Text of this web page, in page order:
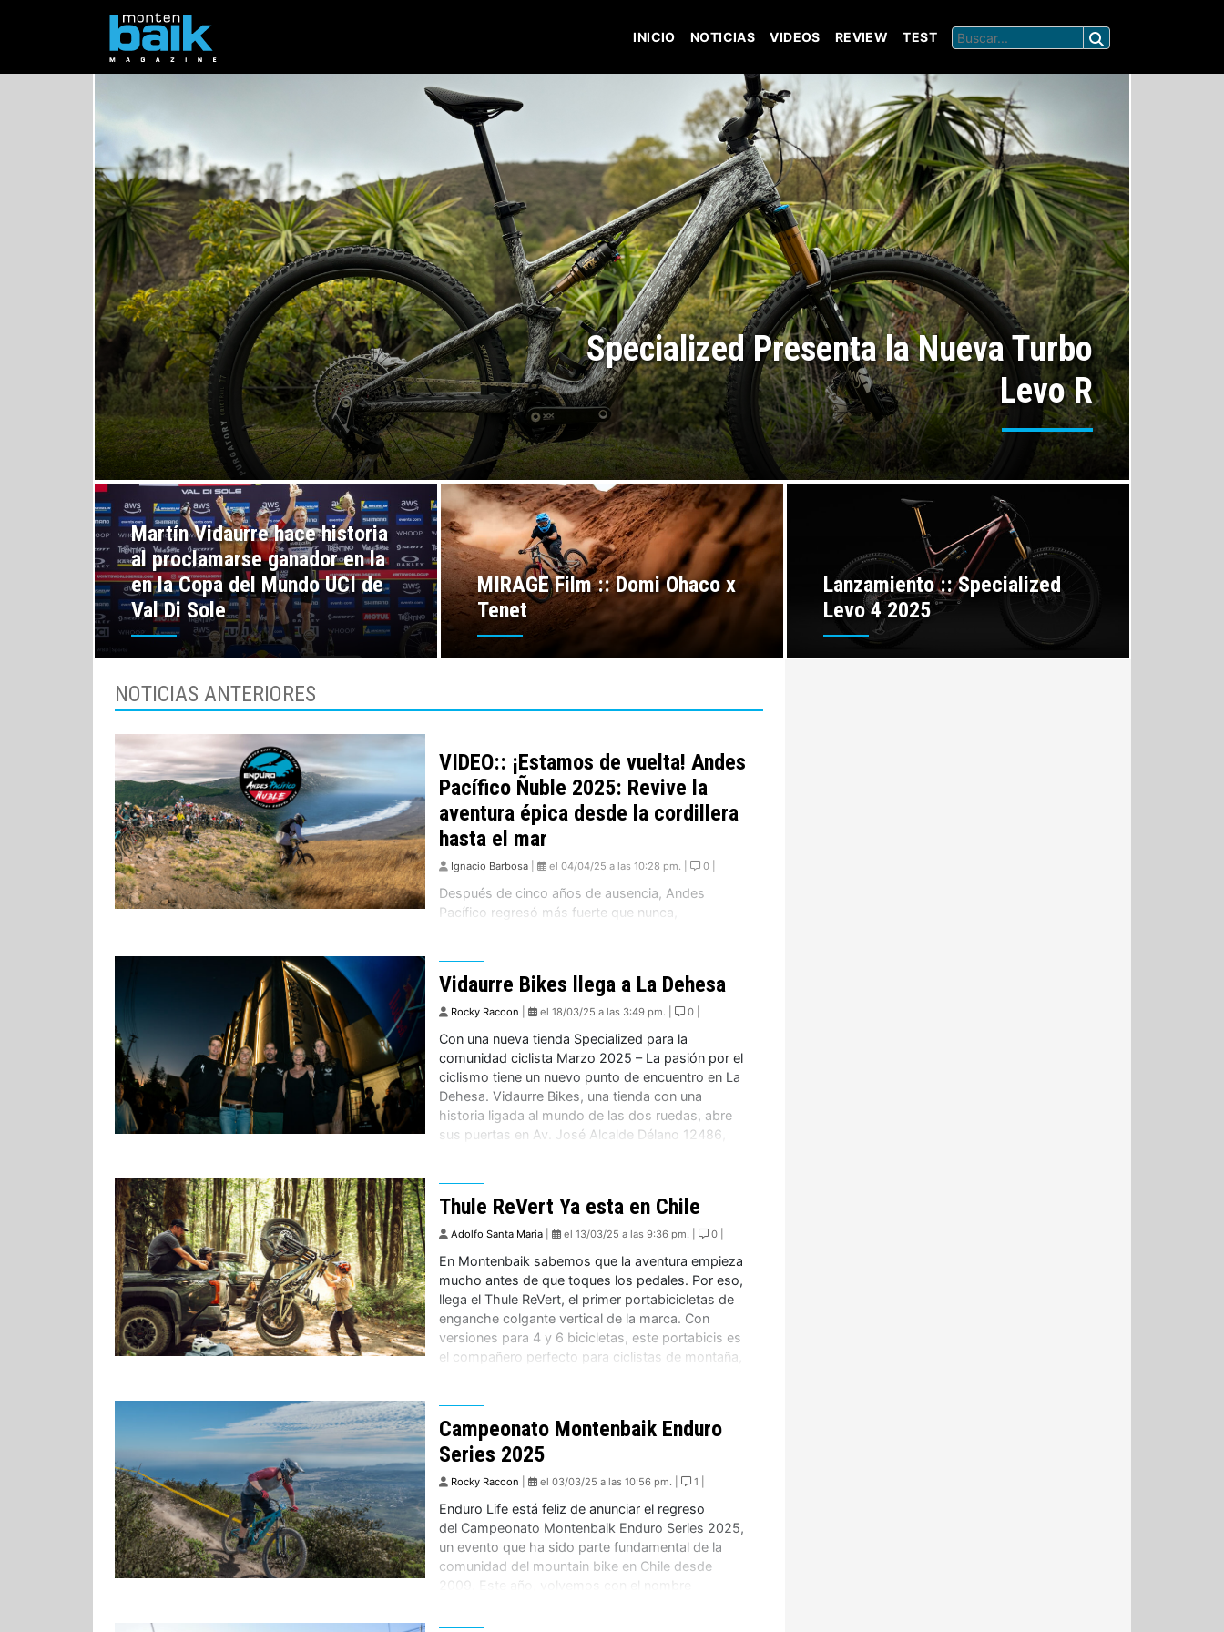
INICIO NOTICIAS VIDEOS REVIEW TEST
Specialized Presenta la Nueva Turbo
Levo R
Martín Vidaurre hace historia
al proclamarse ganador en la
en la Copa del Mundo UCI de
Val Di Sole
MIRAGE Film :: Domi Ohaco x
Tenet
Lanzamiento :: Specialized
Levo 4 2025
NOTICIAS ANTERIORES
VIDEO:: ¡Estamos de vuelta! Andes
Pacífico Ñuble 2025: Revive la
aventura épica desde la cordillera
hasta el mar
Ignacio Barbosa el 04/04/25 a las 10:28 pm. | 0 |
Después de cinco años de ausencia, Andes
Pacífico regresó más fuerte que nunca,
días de competencia: Del corazón de la cordillera
al Océano Pacífico Esta edición llevó a los riders a
Vidaurre Bikes llega a La Dehesa
Rocky Racoon el 18/03/25 a las 3:49 pm. | 0 |
Con una nueva tienda Specialized para la
comunidad ciclista Marzo 2025 – La pasión por el
ciclismo tiene un nuevo punto de encuentro en La
Dehesa. Vidaurre Bikes, una tienda con una
historia ligada al mundo de las dos ruedas, abre
sus puertas en Av. José Alcalde Délano 12486,
Thule ReVert Ya esta en Chile
Adolfo Santa Maria el 13/03/25 a las 9:36 pm. | 0 |
En Montenbaik sabemos que la aventura empieza
mucho antes de que toques los pedales. Por eso,
llega el Thule ReVert, el primer portabicicletas de
enganche colgante vertical de la marca. Con
versiones para 4 y 6 bicicletas, este portabicis es
el compañero perfecto para ciclistas de montaña,
Campeonato Montenbaik Enduro
Series 2025
Rocky Racoon el 03/03/25 a las 10:56 pm. | 1 |
Enduro Life está feliz de anunciar el regreso
del Campeonato Montenbaik Enduro Series 2025,
un evento que ha sido parte fundamental de la
comunidad del mountain bike en Chile desde
2009. Este año, volvemos con el nombre